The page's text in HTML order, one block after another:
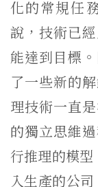
化的常規任
說，技術已
能達到目標
了一些新的
理技術一直
的獨立思維
行推理的模
入生產的公